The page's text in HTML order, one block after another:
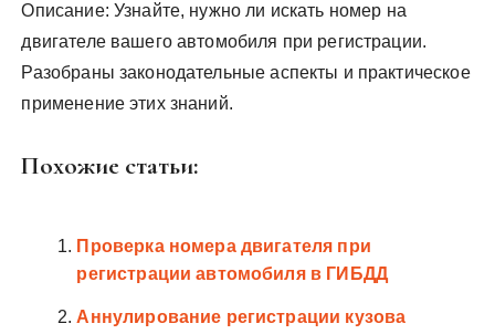
Описание: Узнайте, нужно ли искать номер на
двигателе вашего автомобиля при регистрации.
Разобраны законодательные аспекты и практическое
применение этих знаний.
Похожие статьи:
Проверка номера двигателя при
регистрации автомобиля в ГИБДД
Аннулирование регистрации кузова